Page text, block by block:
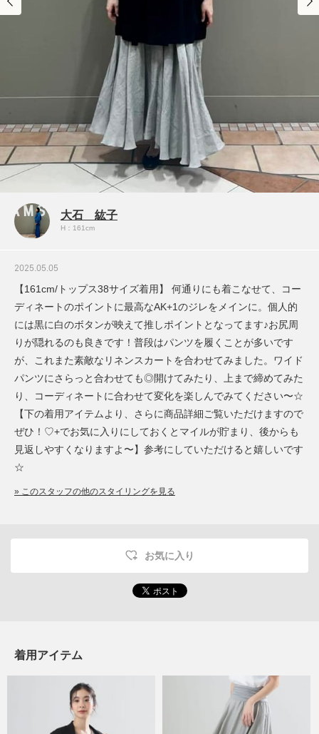
大石 紘子
H：161cm
2025.05.05
【161cm/トップス38サイズ着用】 何通りにも着こなせて、コー
ディネートのポイントに最高なAK+1のジレをメインに。個人的
には黒に白のボタンが映えて推しポイントとなってます♪お尻周
りが隠れるのも良きです！普段はパンツを履くことが多いです
が、これまた素敵なリネンスカートを合わせてみました。ワイド
パンツにさらっと合わせても◎開けてみたり、上まで締めてみた
り、コーディネートに合わせて変化を楽しんでみてください〜☆
【下の着用アイテムより、さらに商品詳細ご覧いただけますので
ぜひ！♡+でお気に入りにしておくとマイルが貯まり、後からも
見返しやすくなりますよ〜】参考にしていただけると嬉しいです
☆
» このスタッフの他のスタイリングを見る
お気に入り
着用アイテム